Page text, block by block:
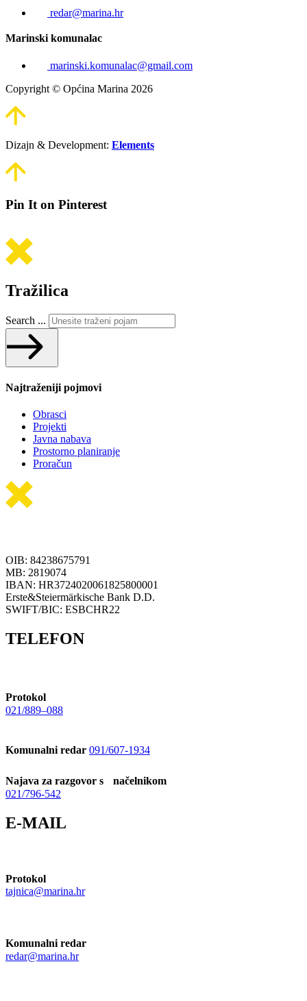
redar@marina.hr
Marinski komunalac
marinski.komunalac@gmail.com
Copyright © Općina Marina 2026
Dizajn & Development: Elements
Pin It on Pinterest
Tražilica
Search ...
Najtraženiji pojmovi
Obrasci
Projekti
Javna nabava
Prostorno planiranje
Proračun
OIB: 84238675791
MB: 2819074
IBAN: HR3724020061825800001
Erste&Steiermärkische Bank D.D.
SWIFT/BIC: ESBCHR22
TELEFON
Protokol
021/889–088
Komunalni redar 091/607-1934
Najava za razgovor s načelnikom
021/796-542
E-MAIL
Protokol
tajnica@marina.hr
Komunalni redar
redar@marina.hr